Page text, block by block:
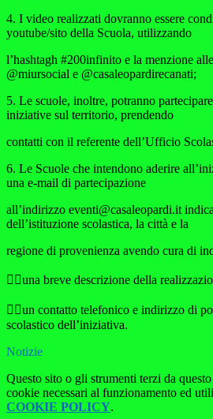
4. I video realizzati dovranno essere
youtube/sito della Scuola, utilizzando
l’hashtagh #200infinito e la menzione
@miursocial e @casaleopardirecanati;
5. Le scuole, inoltre, potranno
iniziative sul territorio, prendendo
contatti con il referente dell’Ufficio
6. Le Scuole che intendono aderire
una e-mail di partecipazione
all’indirizzo eventi@casaleopardi.it
dell’istituzione scolastica, la città e la
regione di provenienza avendo cura di
una breve descrizione della
un contatto telefonico e indirizzo di
scolastico dell’iniziativa.
Notizie
Questo sito o gli strumenti terzi da
cookie necessari al funzionamento ed
COOKIE POLICY.